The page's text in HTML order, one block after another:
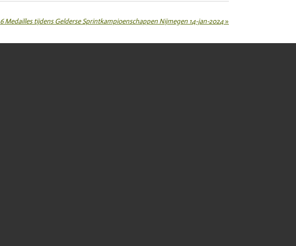
6 Medailles tijdens Gelderse Sprintkampioenschappen Nijmegen 14-jan-2024»